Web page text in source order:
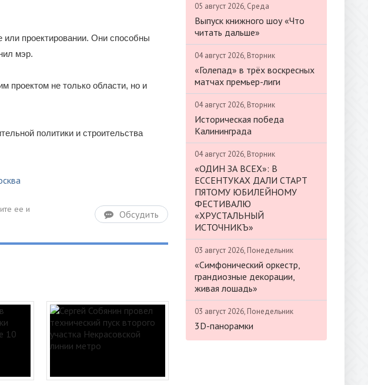
или проектировании. Они способны
мэр.
проектом не только области, но и
политики и строительства
Обсудить
05 август 2026, Среда
Выпуск книжного шоу «Что
читать дальше»
04 август 2026, Вторник
«Голепад» в трёх воскресных
матчах премьер-лиги
04 август 2026, Вторник
Историческая победа
Калининграда
04 август 2026, Вторник
«ОДИН ЗА ВСЕХ»: В
ЕССЕНТУКАХ ДАЛИ СТАРТ
ПЯТОМУ ЮБИЛЕЙНОМУ
ФЕСТИВАЛЮ
«ХРУСТАЛЬНЫЙ
ИСТОЧНИКЪ»
03 август 2026, Понедельник
«Симфонический оркестр,
грандиозные декорации,
живая лошадь»
03 август 2026, Понедельник
3D-панорамки